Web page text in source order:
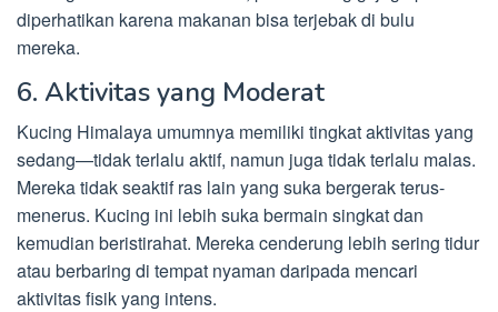
diperhatikan karena makanan bisa terjebak di bulu
mereka.
6. Aktivitas yang Moderat
Kucing Himalaya umumnya memiliki tingkat aktivitas yang
sedang—tidak terlalu aktif, namun juga tidak terlalu malas.
Mereka tidak seaktif ras lain yang suka bergerak terus-
menerus. Kucing ini lebih suka bermain singkat dan
kemudian beristirahat. Mereka cenderung lebih sering tidur
atau berbaring di tempat nyaman daripada mencari
aktivitas fisik yang intens.